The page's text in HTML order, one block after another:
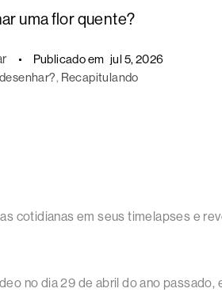
uma flor quente?
Publicado em jul 5, 2026
, Recapitulando
cotidianas em seus timelapses e
no dia 29 de abril do ano passado,